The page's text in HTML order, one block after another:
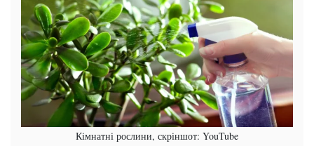
Кімнатні рослини, скріншот: YouTube